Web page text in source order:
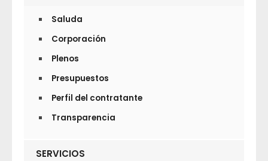
Saluda
Corporación
Plenos
Presupuestos
Perfil del contratante
Transparencia
SERVICIOS